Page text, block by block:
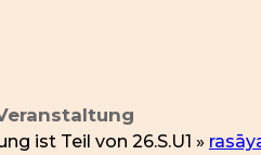
ist Teil von 26.S.U1 »